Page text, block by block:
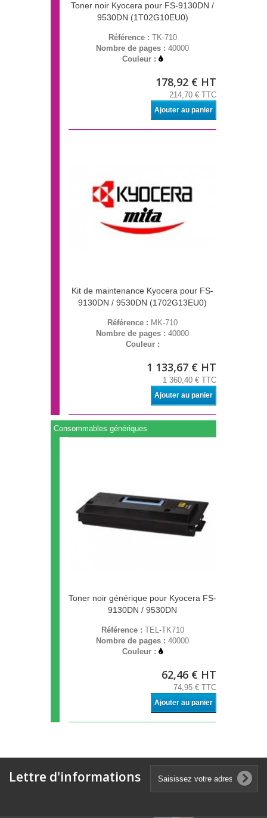
Toner noir Kyocera pour FS-9130DN /
9530DN (1T02G10EU0)
Référence : TK-710
Nombre de pages : 40000
Couleur :
178,92 € HT
214,70 € TTC
Ajouter au panier
Kit de maintenance Kyocera pour FS-
9130DN / 9530DN (1702G13EU0)
Référence : MK-710
Nombre de pages : 40000
Couleur :
1 133,67 € HT
1 360,40 € TTC
Ajouter au panier
Consommables génériques
Toner noir générique pour Kyocera FS-
9130DN / 9530DN
Référence : TEL-TK710
Nombre de pages : 40000
Couleur :
62,46 € HT
74,95 € TTC
Ajouter au panier
Lettre d'informations